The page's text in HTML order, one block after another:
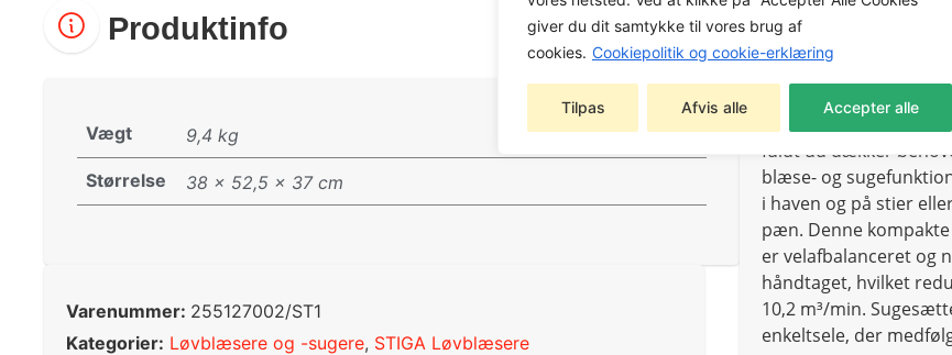
giver du dit samtykke til vores brug af
cookies. Cookiepolitik og cookie-erklæring
Tilpas Afvis alle Accepter alle
Produktinfo
Vægt 9,4 kg
Størrelse 38 × 52,5 × 37 cm
Varenummer: 255127002/ST1
Kategorier: Løvblæsere og -sugere, STIGA Løvblæsere
STIGA
BL 530 V
fuldt ud dækker
blæse- og
i haven og på stier
pæn. Denne
er velafbalanceret og
håndtaget, hvilket
10,2 m³/min.
enkeltsele, der